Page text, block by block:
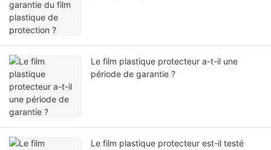
Le film plastique protecteur a-t-il une
période de garantie ?
Le film plastique protecteur est-il testé